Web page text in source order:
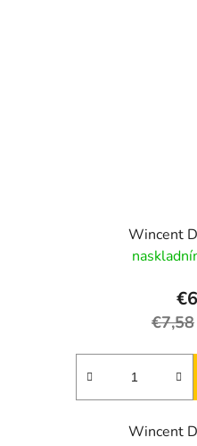
Wincent
€7,58
Wincent